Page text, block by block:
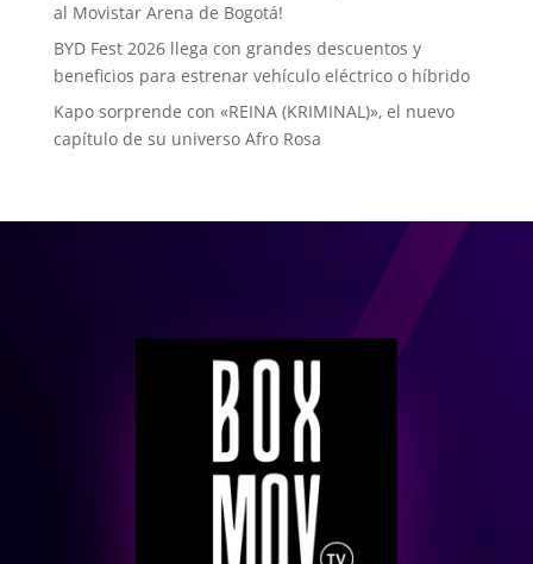
al Movistar Arena de Bogotá!
BYD Fest 2026 llega con grandes descuentos y
beneficios para estrenar vehículo eléctrico o híbrido
Kapo sorprende con «REINA (KRIMINAL)», el nuevo
capítulo de su universo Afro Rosa